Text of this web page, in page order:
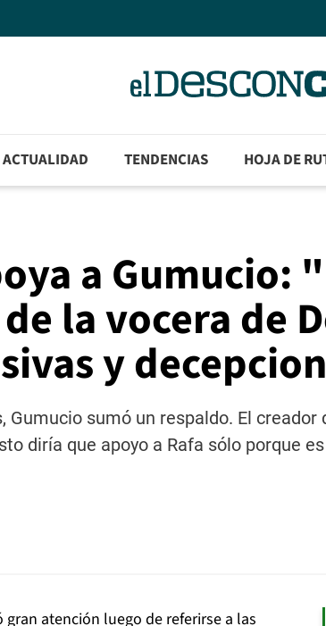
ACTUALIDAD TENDENCIAS HOJA DE
a Gumucio:
la vocera de
y
sumó un respaldo. El
diría que apoyo a Rafa sólo porque
atención luego de referirse a las